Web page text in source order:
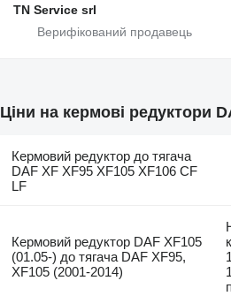
TN Service srl
Ціни на кермові редуктори
Кермовий редуктор до тягача
DAF XF XF95 XF105 XF106 CF
LF
Кермовий редуктор DAF XF105
(01.05-) до тягача DAF XF95,
XF105 (2001-2014)